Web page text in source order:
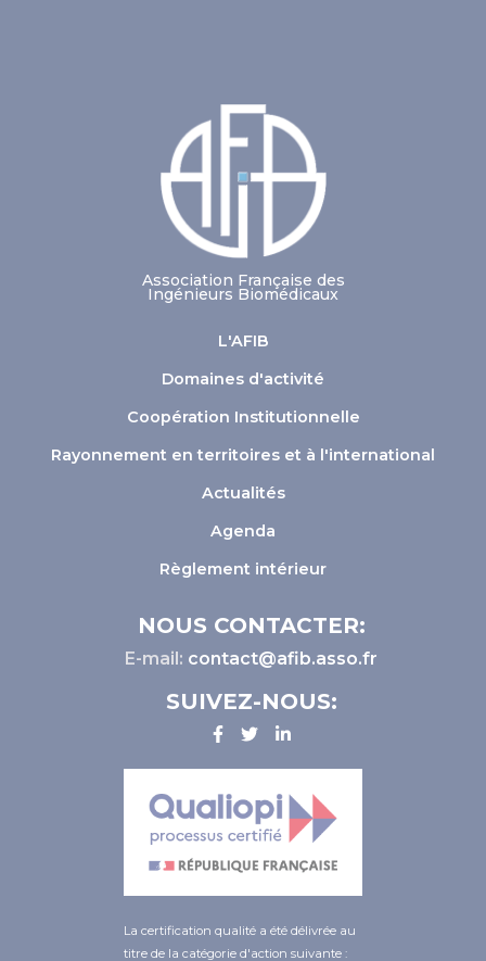
Association Française des
Ingénieurs Biomédicaux
L'AFIB
Domaines d'activité
Coopération Institutionnelle
Rayonnement en territoires et à l'international
Actualités
Agenda
Règlement intérieur
NOUS CONTACTER:
E-mail: contact@afib.asso.fr
SUIVEZ-NOUS:
La certification qualité a été délivrée au
titre de la catégorie d'action suivante :